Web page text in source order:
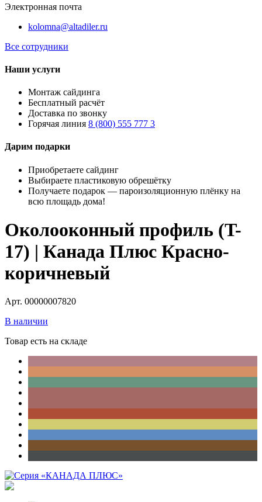
Электронная почта
kolomna@altadiler.ru
Все сотрудники
Наши услуги
Монтаж сайдинга
Бесплатный расчёт
Доставка по звонку
Горячая линия 8 (800) 555 777 3
Дарим подарки
Приобретаете сайдинг
Выбираете пластиковую обрешётку
Получаете подарок — пароизоляционную плёнку на
всю площадь дома!
Околооконный профиль (T-
17) | Канада Плюс Красно-
коричневый
Арт. 00000007820
В наличии
Товар есть на складе